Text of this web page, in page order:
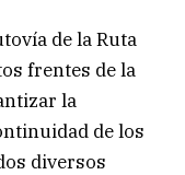
de la Ruta
frentes de la
la
de los
diversos